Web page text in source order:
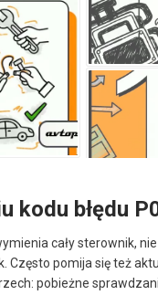
kodu błędu
cały sterownik,
Często pomija się też
pobieżne